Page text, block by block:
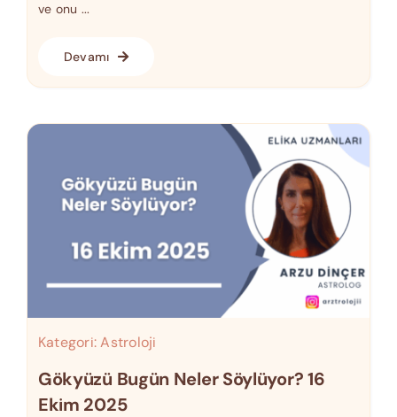
ve onu ...
Devamı
Kategori:Astroloji
Gökyüzü Bugün Neler Söylüyor? 16
Ekim 2025